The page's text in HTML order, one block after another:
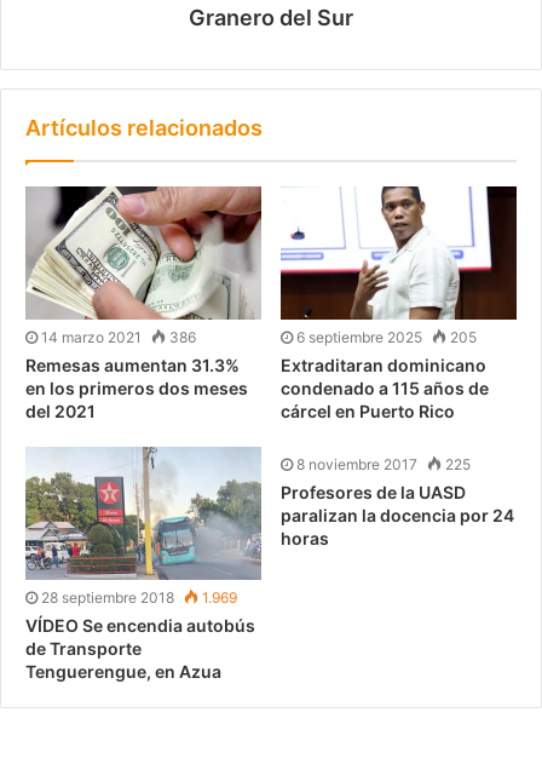
Granero del Sur
Artículos relacionados
14 marzo 2021 386
Remesas aumentan 31.3%
en los primeros dos meses
del 2021
6 septiembre 2025 205
Extraditaran dominicano
condenado a 115 años de
cárcel en Puerto Rico
28 septiembre 2018 1.969
VÍDEO Se encendia autobús
de Transporte
Tenguerengue, en Azua
8 noviembre 2017 225
Profesores de la UASD
paralizan la docencia por 24
horas